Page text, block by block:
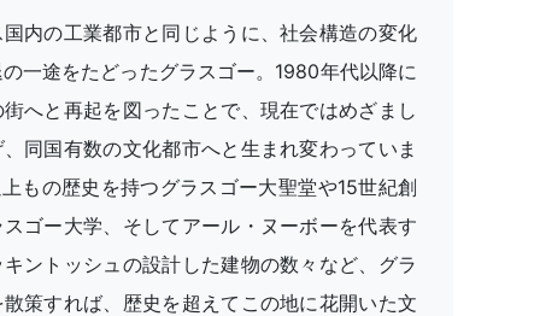
内の工業都市と同じように、社会構造の変化
一途をたどったグラスゴー。1980年代以降に
へと再起を図ったことで、現在ではめざまし
同国有数の文化都市へと生まれ変わっていま
もの歴史を持つグラスゴー大聖堂や15世紀創
ゴー大学、そしてアール・ヌーボーを代表す
ントッシュの設計した建物の数々など、グラ
策すれば、歴史を超えてこの地に花開いた文